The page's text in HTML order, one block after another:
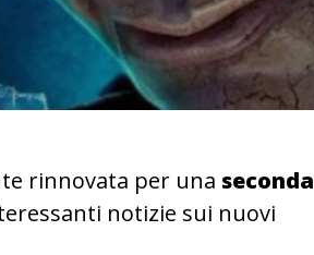
rinnovata per una seconda
notizie sui nuovi